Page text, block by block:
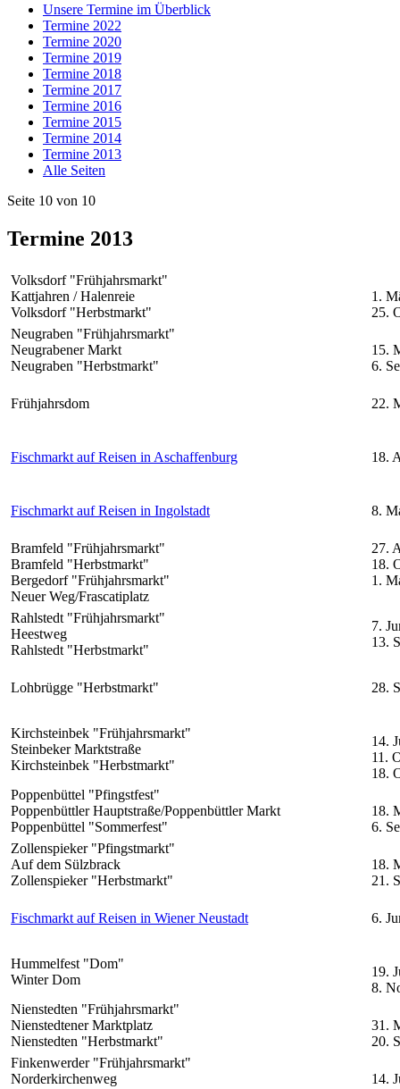
Unsere Termine im Überblick
Termine 2022
Termine 2020
Termine 2019
Termine 2018
Termine 2017
Termine 2016
Termine 2015
Termine 2014
Termine 2013
Alle Seiten
Seite 10 von 10
Termine 2013
Volksdorf "Frühjahrsmarkt"
Kattjahren / Halenreie
Volksdorf "Herbstmarkt"
1.
25.
Neugraben "Frühjahrsmarkt"
Neugrabener Markt
Neugraben "Herbstmarkt"
15.
6.
Frühjahrsdom 22.
Fischmarkt auf Reisen in Aschaffenburg 18.
Fischmarkt auf Reisen in Ingolstadt 8.
Bramfeld "Frühjahrsmarkt"
Bramfeld "Herbstmarkt"
Bergedorf "Frühjahrsmarkt"
Neuer Weg/Frascatiplatz
27.
18.
1.
Rahlstedt "Frühjahrsmarkt"
Heestweg
Rahlstedt "Herbstmarkt"
7.
13.
Lohbrügge "Herbstmarkt" 28.
Kirchsteinbek "Frühjahrsmarkt"
Steinbeker Marktstraße
Kirchsteinbek "Herbstmarkt"
14.
11.
18.
Poppenbüttel "Pfingstfest"
Poppenbüttler Hauptstraße/Poppenbüttler Markt
Poppenbüttel "Sommerfest"
18.
6.
Zollenspieker "Pfingstmarkt"
Auf dem Sülzbrack
Zollenspieker "Herbstmarkt"
18.
21.
Fischmarkt auf Reisen in Wiener Neustadt 6.
Hummelfest "Dom"
Winter Dom
19.
8.
Nienstedten "Frühjahrsmarkt"
Nienstedtener Marktplatz
Nienstedten "Herbstmarkt"
31.
20.
Finkenwerder "Frühjahrsmarkt"
Norderkirchenweg
14.